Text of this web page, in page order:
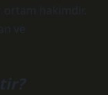
ortam hakimdir.
ve